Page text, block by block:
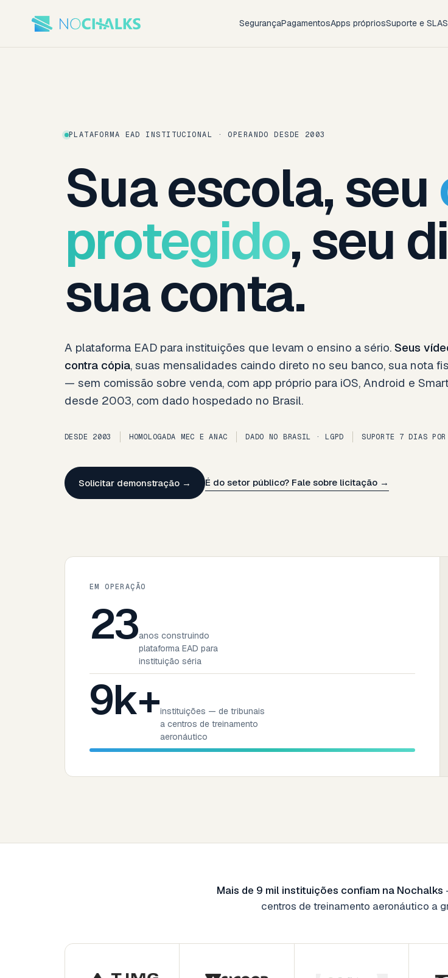
SegurançaPagamentosApps própriosSuporte e SLA
PLATAFORMA EAD INSTITUCIONAL · OPERANDO DESDE 2003
Sua escola, seu
protegido, seu
sua conta.
A plataforma EAD para instituições que levam o ensino a sério. Seus
contra cópia, suas mensalidades caindo direto no seu banco, sua nota
— sem comissão sobre venda, com app próprio para iOS, Android e
desde 2003, com dado hospedado no Brasil.
DESDE 2003 HOMOLOGADA MEC E ANAC DADO NO BRASIL · LGPD SUPORTE 7 DIAS POR
Solicitar demonstração → É do setor público? Fale sobre licitação →
EM OPERAÇÃO
23anos construindo
plataforma EAD para
instituição séria
9k+instituições — de tribunais
a centros de treinamento
aeronáutico
Mais de 9 mil instituições confiam na Nochalks
centros de treinamento aeronáutico a